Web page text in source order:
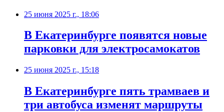
25 июня 2025 г., 18:06
В Екатеринбурге появятся новые
парковки для электросамокатов
25 июня 2025 г., 15:18
В Екатеринбурге пять трамваев и
три автобуса изменят маршруты